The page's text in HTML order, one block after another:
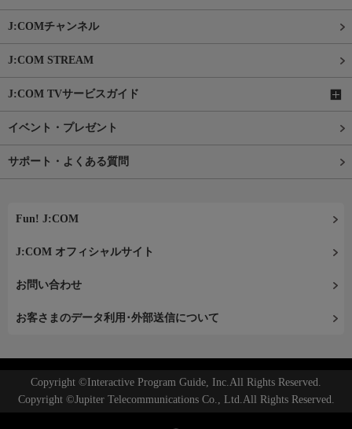
J:COMチャンネル
J:COM STREAM
J:COM TVサービスガイド
イベント・プレゼント
サポート・よくある質問
Fun! J:COM
J:COM オフィシャルサイト
お問い合わせ
お客さまのデータ利用･外部送信について
Copyright ©Interactive Program Guide, Inc.All Rights Reserved.
Copyright ©Jupiter Telecommunications Co., Ltd.All Rights Reserved.